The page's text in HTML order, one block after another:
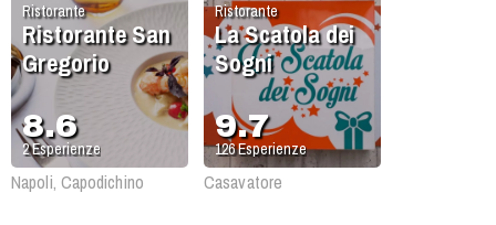
Ristorante
Ristorante San
Gregorio
8.6
2Esperienze
Napoli, Capodichino
Ristorante
La Scatola dei
Sogni
9.7
126Esperienze
Casavatore